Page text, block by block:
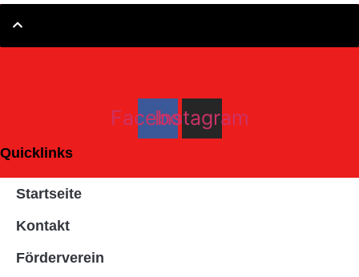
Facebook
Instagram
Quicklinks
Startseite
Kontakt
Förderverein